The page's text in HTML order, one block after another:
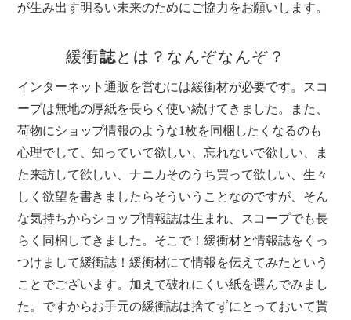
が生み出す明るい未来のためにご協力をお願いします。
緩衝誌とは？なんぞなんぞ？
インターネット通販を営むには緩衝材が必要です。スコ
ープは無地の厚紙を長らく使い続けてきました。また、
荷物にショップ情報のような1枚を同梱したくなるのも
心理でして、知っていて欲しい、忘れないで欲しい、ま
た来訪して欲しい、ナニカそのうち買って欲しい、生々
しく欲望を書きましたらそういうことなのですが、そん
な気持ちからショップ情報誌は生まれ、スコープでも長
らく同梱してきました。そこで！緩衝材と情報誌をくっ
つけまして緩衝誌！緩衝材にて情報を伝えてみたという
ことでございます。加えて破れにくい紙を選んでみまし
た。ですからお手元の緩衝誌は捨てずにとっておいて貰